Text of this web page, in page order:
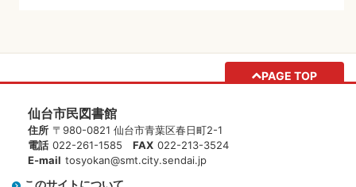
PAGE TOP
仙台市民図書館
住所 〒980-0821 仙台市青葉区春日町2-1
電話 022-261-1585 FAX 022-213-3524
E-mail tosyokan@smt.city.sendai.jp
このサイトについて